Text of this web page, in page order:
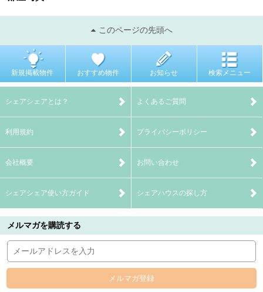
このページの先頭へ
新規掲載物件 おすすめ物件 お知らせ 検索メニュー
シェアシェアとは？ よくあるご質問
利用規約 プライバシーポリシー
会社概要 お問い合わせ
シェアシェア使い方ガイド シェアハウスの探し方
メルマガを購読する
メルマガ登録